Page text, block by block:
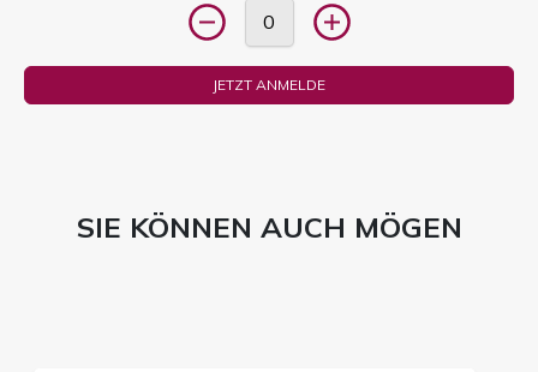
JETZT ANMELDE
SIE KÖNNEN AUCH MÖGEN